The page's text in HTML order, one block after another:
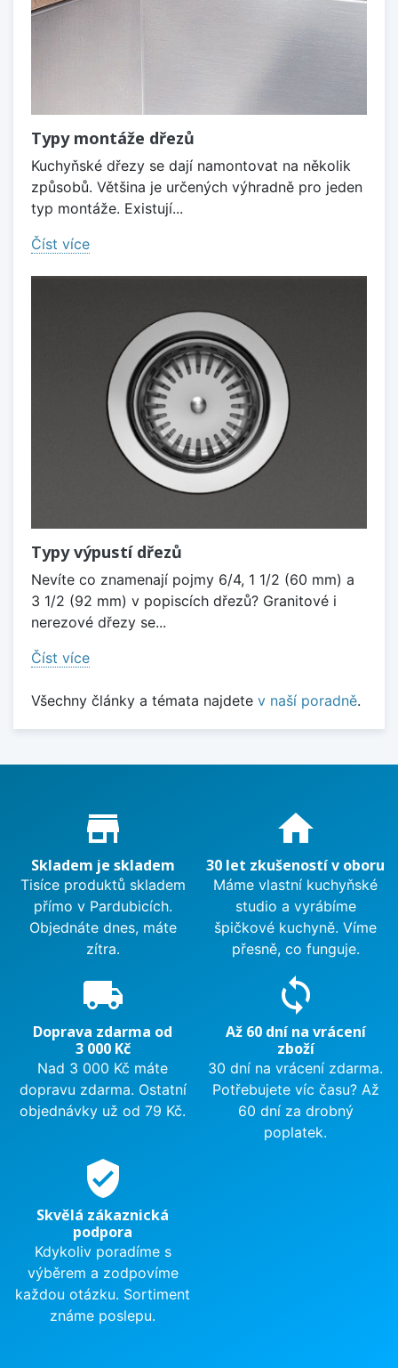
Typy montáže dřezů
Kuchyňské dřezy se dají namontovat na několik
způsobů. Většina je určených výhradně pro jeden
typ montáže. Existují...
Číst více
Typy výpustí dřezů
Nevíte co znamenají pojmy 6/4, 1 1/2 (60 mm) a
3 1/2 (92 mm) v popiscích dřezů? Granitové i
nerezové dřezy se...
Číst více
Všechny články a témata najdete v naší poradně.
Proč nakupovat u nás?
store_mall_directory
Skladem je skladem
Tisíce produktů skladem
přímo v Pardubicích.
Objednáte dnes, máte
zítra.
home
30 let zkušeností v oboru
Máme vlastní kuchyňské
studio a vyrábíme
špičkové kuchyně. Víme
přesně, co funguje.
local_shipping
Doprava zdarma od
3 000 Kč
Nad 3 000 Kč máte
dopravu zdarma. Ostatní
objednávky už od 79 Kč.
sync
Až 60 dní na vrácení
zboží
30 dní na vrácení zdarma.
Potřebujete víc času? Až
60 dní za drobný
poplatek.
verified_user
Skvělá zákaznická
podpora
Kdykoliv poradíme s
výběrem a zodpovíme
každou otázku. Sortiment
známe poslepu.